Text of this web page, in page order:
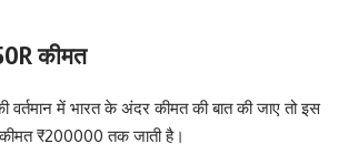
कीमत
में भारत के अंदर कीमत की बात की जाए तो इस
₹200000 तक जाती है।